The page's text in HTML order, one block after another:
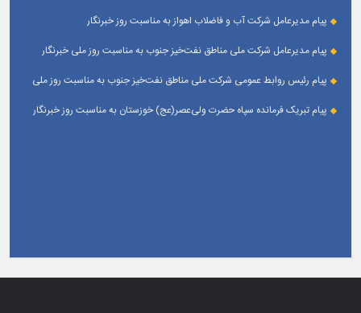
پیام مدیرعامل شرکت آب و فاضلاب اهواز به مناسبت روز خبرنگار
پیام مدیرعامل شركت ملی مناطق نفت‌خیز جنوب به مناسبت روز ملی خبرنگار
پیام رئیس روابط عمومی شركت ملی مناطق نفت‌خیز جنوب به مناسبت روز ملی
پیام تبریک فرمانده سپاه حضرت ولی‌عصر(عج) خوزستان به مناسبت روز خبرنگار